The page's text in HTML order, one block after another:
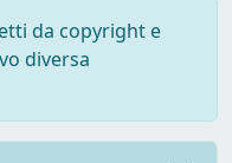
da copyright e
diversa